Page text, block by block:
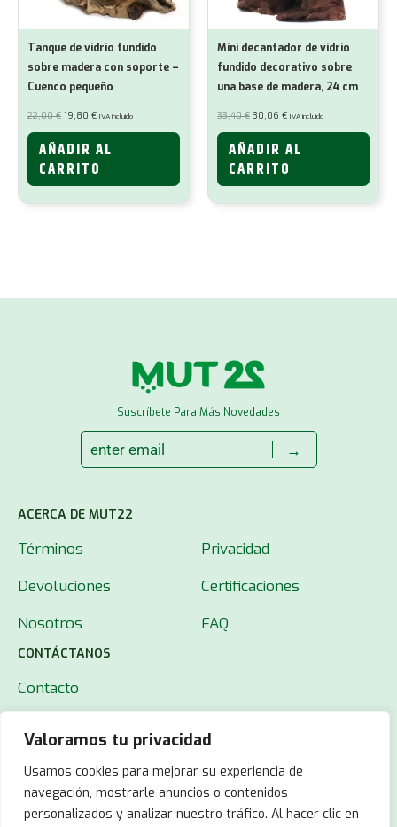
Valoramos tu privacidad
Usamos cookies para mejorar su experiencia de
navegación, mostrarle anuncios o contenidos
personalizados y analizar nuestro tráfico. Al hacer clic en
Tanque de vidrio fundido
sobre madera con soporte –
Cuenco pequeño
22,00€ El
precio
original
22,00 €.
19,80 €El
actual
19,80 €.
IVA incluido
AÑADIR AL
CARRITO
Mini decantador de vidrio
fundido decorativo sobre
una base de madera, 24 cm
33,40€ El
precio
original
33,40 €.
30,06 €El
actual
30,06 €.
IVA incluido
AÑADIR AL
CARRITO
Suscríbete Para Más Novedades
→
ACERCA DE MUT22
Términos
Privacidad
Devoluciones
Certificaciones
Nosotros
FAQ
CONTÁCTANOS
Contacto